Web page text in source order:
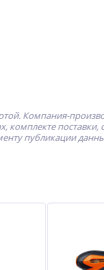
Компания-
поставки,
публикации